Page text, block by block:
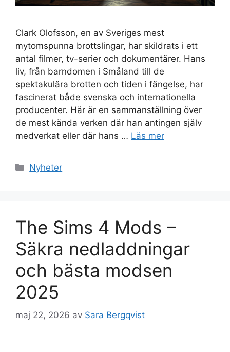
Clark Olofsson, en av Sveriges mest
mytomspunna brottslingar, har skildrats i ett
antal filmer, tv-serier och dokumentärer. Hans
liv, från barndomen i Småland till de
spektakulära brotten och tiden i fängelse, har
fascinerat både svenska och internationella
producenter. Här är en sammanställning över
de mest kända verken där han antingen själv
medverkat eller där hans … Läs mer
Kategorier
Nyheter
The Sims 4 Mods –
Säkra nedladdningar
och bästa modsen
2025
maj 22, 2026 av Sara Bergqvist